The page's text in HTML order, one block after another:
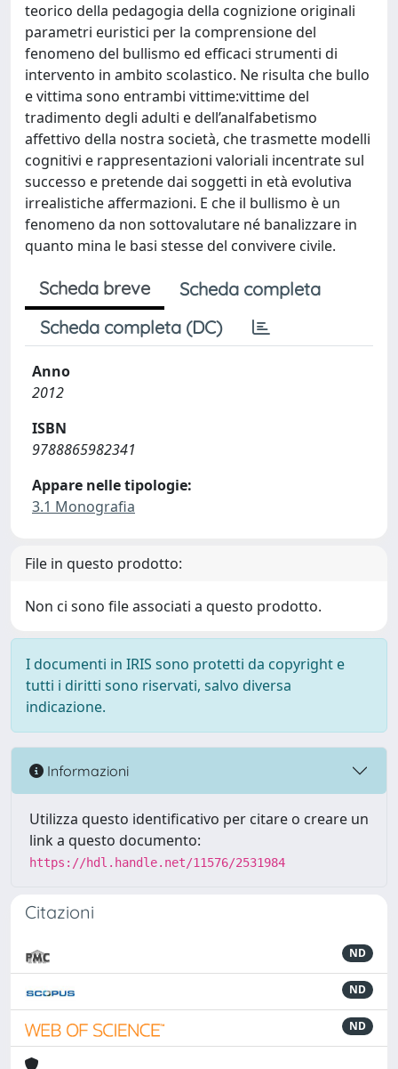
teorico della pedagogia della cognizione originali
parametri euristici per la comprensione del
fenomeno del bullismo ed efficaci strumenti di
intervento in ambito scolastico. Ne risulta che bullo
e vittima sono entrambi vittime:vittime del
tradimento degli adulti e dell’analfabetismo
affettivo della nostra società, che trasmette modelli
cognitivi e rappresentazioni valoriali incentrate sul
successo e pretende dai soggetti in età evolutiva
irrealistiche affermazioni. E che il bullismo è un
fenomeno da non sottovalutare né banalizzare in
quanto mina le basi stesse del convivere civile.
Scheda breve
Scheda completa
Scheda completa (DC)
Anno
2012
ISBN
9788865982341
Appare nelle tipologie:
3.1 Monografia
File in questo prodotto:
Non ci sono file associati a questo prodotto.
I documenti in IRIS sono protetti da copyright e
tutti i diritti sono riservati, salvo diversa
indicazione.
Informazioni
Utilizza questo identificativo per citare o creare un
link a questo documento:
https://hdl.handle.net/11576/2531984
Citazioni
ND
ND
ND